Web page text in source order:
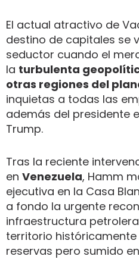
El actual atractivo de
destino de capitales se
seductor cuando el
la turbulenta
otras regiones del
inquietas a todas las
además del presidente
Trump.
Tras la reciente
en Venezuela, Hamm
ejecutiva en la Casa
a fondo la urgente
infraestructura
territorio
reservas pero sumido